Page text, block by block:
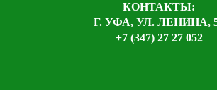
КОНТАКТЫ:
Г. УФА, УЛ. ЛЕНИНА,
+7 (347) 27 27 052